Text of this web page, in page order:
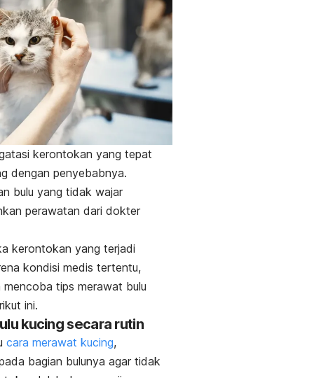
kerontokan yang tepat
dengan penyebabnya.
bulu yang tidak wajar
perawatan dari dokter
kerontokan yang terjadi
kondisi medis tertentu,
mencoba tips merawat bulu
ini.
kucing secara rutin
cara merawat kucing,
bagian bulunya agar tidak